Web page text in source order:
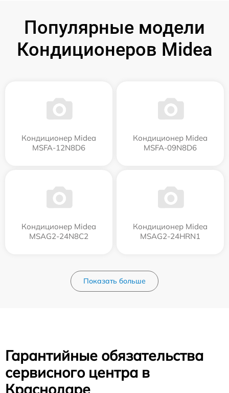
Популярные модели
Кондиционеров Midea
Кондиционер Midea
MSFA-12N8D6
Кондиционер Midea
MSFA-09N8D6
Кондиционер Midea
MSAG2-24N8C2
Кондиционер Midea
MSAG2-24HRN1
Показать больше
Гарантийные обязательства
сервисного центра в
Краснодаре